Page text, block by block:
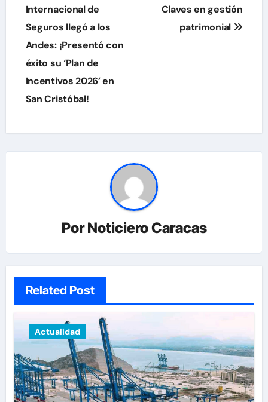
de
entradas
Internacional de
Seguros llegó a los
Andes: ¡Presentó con
éxito su ‘Plan de
Incentivos 2026’ en
San Cristóbal!
Claves en gestión
patrimonial
PorNoticiero Caracas
Related Post
Actualidad